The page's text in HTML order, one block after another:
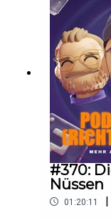
#370:
Nüssen
01:20:11 |